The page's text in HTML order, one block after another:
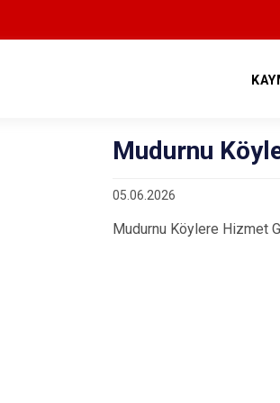
Mudurnu
05.06.2026
Mudurnu Köylere Hizmet